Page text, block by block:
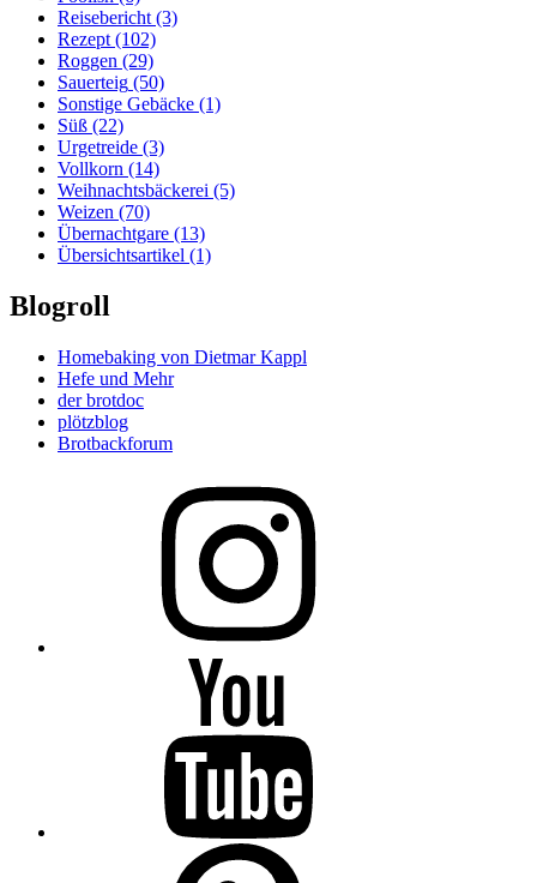
Reisebericht (3)
Rezept (102)
Roggen (29)
Sauerteig (50)
Sonstige Gebäcke (1)
Süß (22)
Urgetreide (3)
Vollkorn (14)
Weihnachtsbäckerei (5)
Weizen (70)
Übernachtgare (13)
Übersichtsartikel (1)
Blogroll
Homebaking von Dietmar Kappl
Hefe und Mehr
der brotdoc
plötzblog
Brotbackforum